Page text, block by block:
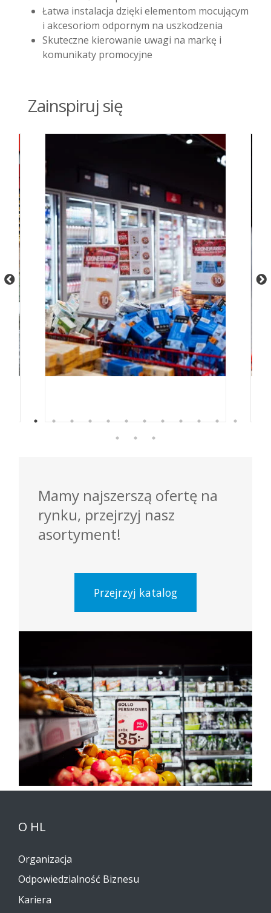
Łatwa instalacja dzięki elementom mocującym
i akcesoriom odpornym na uszkodzenia
Skuteczne kierowanie uwagi na markę i
komunikaty promocyjne
Zainspiruj się
Mamy najszerszą ofertę na
rynku, przejrzyj nasz
asortyment!
Przejrzyj katalog
O HL
Organizacja
Odpowiedzialność Biznesu
Kariera